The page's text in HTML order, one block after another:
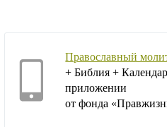
Православный
+ Библия +
приложении
от фонда